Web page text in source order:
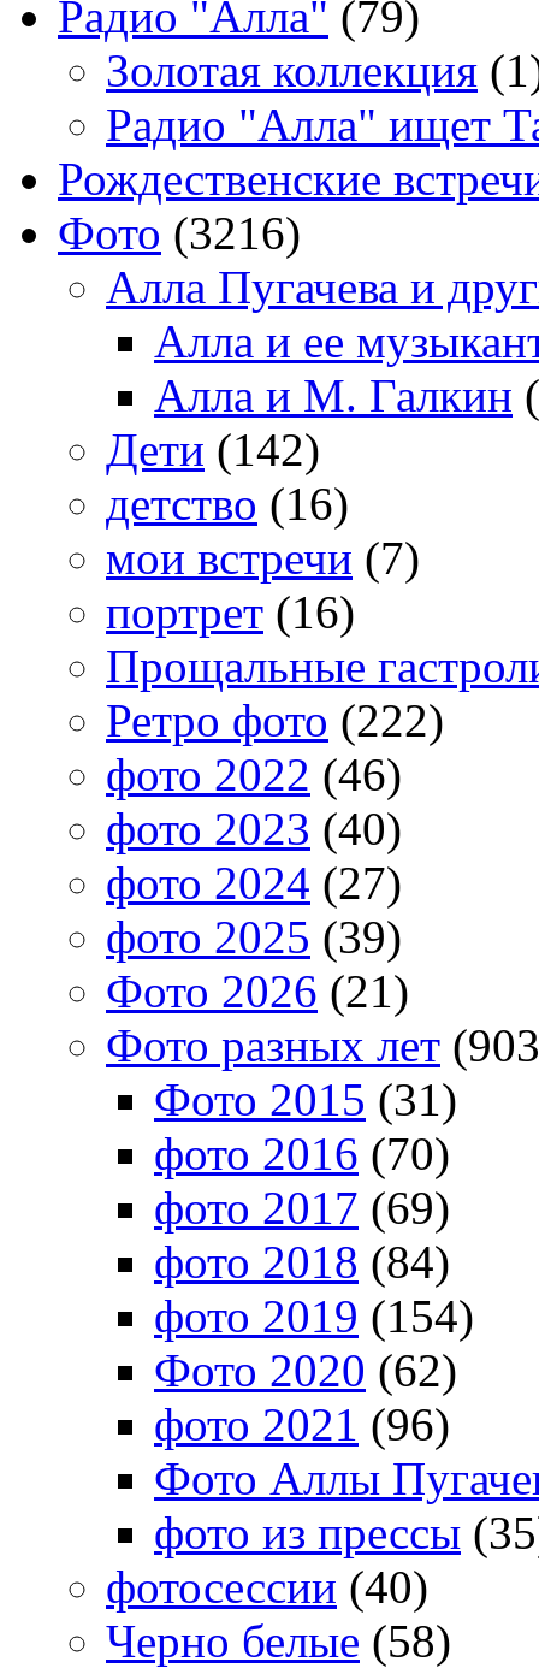
Радио "Алла" (79)
Золотая коллекция
Радио "Алла" ищет
Рождественские
Фото (3216)
Алла Пугачева и
Алла и ее
Алла и М. Галкин
Дети (142)
детство (16)
мои встречи (7)
портрет (16)
Прощальные
Ретро фото (222)
фото 2022 (46)
фото 2023 (40)
фото 2024 (27)
фото 2025 (39)
Фото 2026 (21)
Фото разных лет
Фото 2015 (31)
фото 2016 (70)
фото 2017 (69)
фото 2018 (84)
фото 2019 (154)
Фото 2020 (62)
фото 2021 (96)
Фото Аллы
фото из прессы
фотосессии (40)
Черно белые (58)